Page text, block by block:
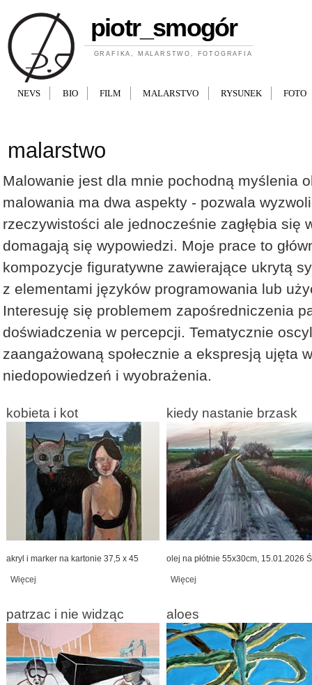
piotr_smogór
GRAFIKA, MALARSTWO, FOTOGRAFIA
NEVS BIO FILM MALARSTVO RYSUNEK FOTO
malarstwo
Malowanie jest dla mnie pochodną myślenia
malowania ma dwa aspekty - pozwala
rzeczywistości ale jednocześnie zagłębia się
domagają się wypowiedzi. Moje prace to
kompozycje figuratywne zawierające ukrytą
z elementami języków programowania lub
Interesuję się problemem zapośredniczenia
doświadczenia w percepcji. Tematycznie
zaangażowaną społecznie a ekspresją ujęta
niedopowiedzeń i wyobrażenia.
kobieta i kot
akryl i marker na kartonie 37,5 x 45
Więcej
kiedy nastanie brzask
olej na płótnie 55x30cm, 15.01.2026 Ś
Więcej
patrzac i nie widząc aloes